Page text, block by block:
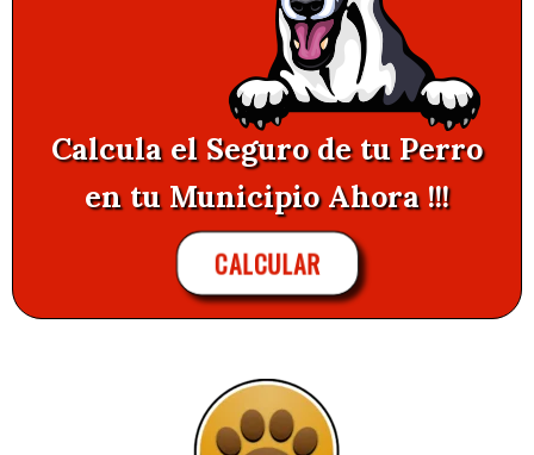
Calcula el Seguro de tu Perro
en tu Municipio Ahora !!!
CALCULAR